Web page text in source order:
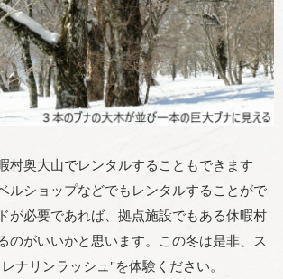
村奥大山でレンタルすることもできます
ルショップなどでもレンタルすることがで
が必要であれば、拠点施設でもある休暇村
のがいいかと思います。この冬は是非、ス
ナリンラッシュ"を体験ください。